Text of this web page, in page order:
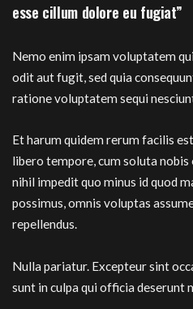
esse cillum dolore eu fugiat”
Nemo enim ipsam voluptatem
odit aut fugit, sed quia
ratione voluptatem sequi
Et harum quidem rerum facilis
libero tempore, cum soluta
nihil impedit quo minus id quod
possimus, omnis voluptas
repellendus.
Nulla pariatur. Excepteur sint
sunt in culpa qui officia deserunt